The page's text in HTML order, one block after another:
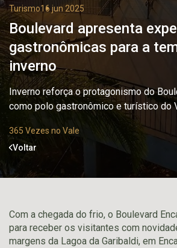
Turismo16 jun 2025
Boulevard apresenta
gastronômicas para a
inverno
Inverno reforça o protagonismo do
como polo gastronômico e turístico do
365 Vezes no Vale
Voltar
Com a chegada do frio, o Boulevard
para receber os visitantes com
margens da Lagoa da Garibaldi, em